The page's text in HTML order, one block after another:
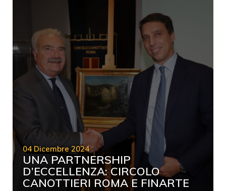
04 Dicembre 2024
UNA PARTNERSHIP
D’ECCELLENZA: CIRCOLO
CANOTTIERI ROMA E FINARTE